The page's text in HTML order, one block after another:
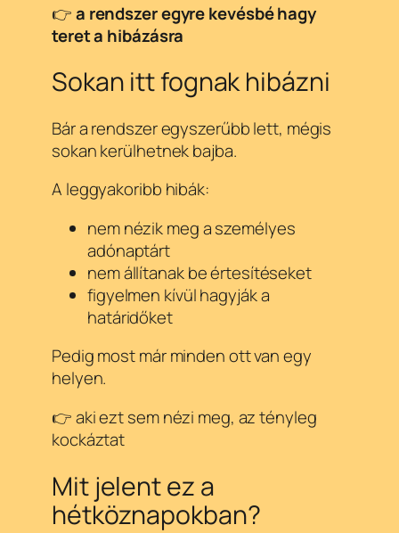
👉a rendszer egyre kevésbé hagy
teret a hibázásra
Sokan itt fognak hibázni
Bár a rendszer egyszerűbb lett, mégis
sokan kerülhetnek bajba.
A leggyakoribb hibák:
nem nézik meg a személyes
adónaptárt
nem állítanak be értesítéseket
figyelmen kívül hagyják a
határidőket
Pedig most már minden ott van egy
helyen.
👉 aki ezt sem nézi meg, az tényleg
kockáztat
Mit jelent ez a
hétköznapokban?